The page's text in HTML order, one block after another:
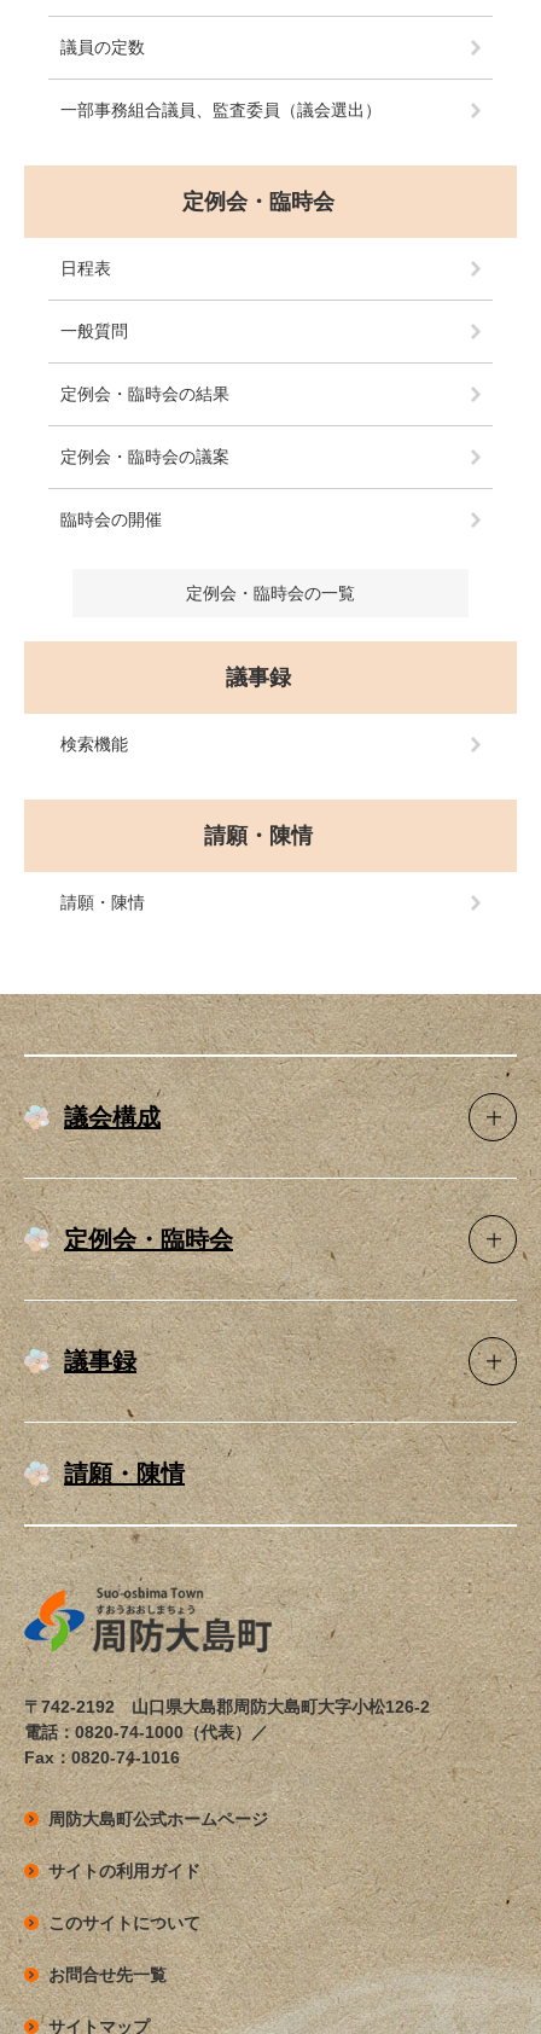
議員の定数
一部事務組合議員、監査委員（議会選出）
定例会・臨時会
日程表
一般質問
定例会・臨時会の結果
定例会・臨時会の議案
臨時会の開催
定例会・臨時会の一覧
議事録
検索機能
請願・陳情
請願・陳情
議会構成
定例会・臨時会
議事録
請願・陳情
〒742-2192 山口県大島郡周防大島町大字小松126-2
電話：0820-74-1000（代表）／
Fax：0820-74-1016
周防大島町公式ホームページ
サイトの利用ガイド
このサイトについて
お問合せ先一覧
サイトマップ